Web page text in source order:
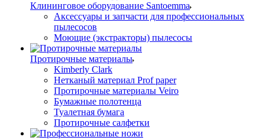
Клининговое оборудование Santoemma
Аксессуары и запчасти для профессиональных
пылесосов
Моющие (экстракторы) пылесосы
Протирочные материалы
Kimberly Clark
Нетканый материал Prof paper
Протирочные материалы Veiro
Бумажные полотенца
Туалетная бумага
Протирочные салфетки